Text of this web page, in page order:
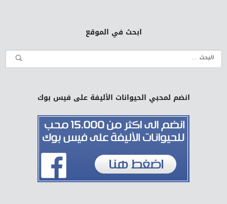
ابحث في الموقع
انضم لمحبي الحيوانات الأليفة على فيس بوك